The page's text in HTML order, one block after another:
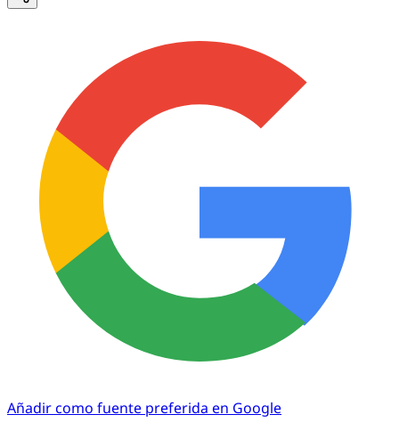
Añadir como fuente preferida en Google